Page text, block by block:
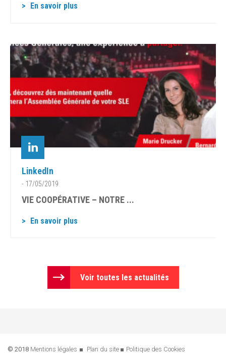
En savoir plus
LinkedIn
- 17/05/2019
VIE COOPÉRATIVE – NOTRE ...
En savoir plus
Voir toutes les actualités
© 2018 Mentions légales Plan du site Politique des Cookies